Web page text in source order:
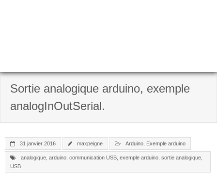
Sortie analogique arduino, exemple
analogInOutSerial.
31 janvier 2016 maxpeigne Arduino Exemple arduino
analogique arduino communication USB exemple arduino sortie analogique
USB